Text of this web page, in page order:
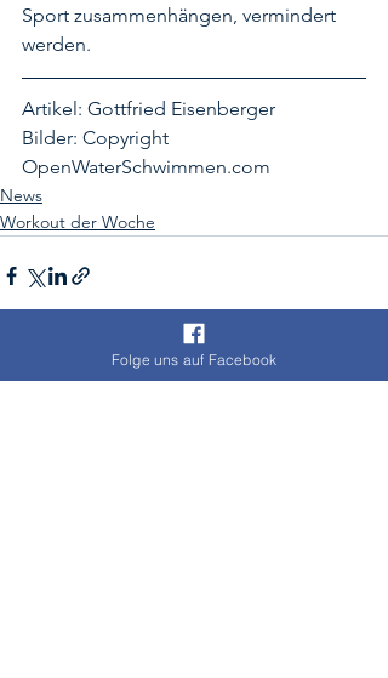
Sport zusammenhängen, vermindert
werden.
Artikel: Gottfried Eisenberger
Bilder: Copyright
OpenWaterSchwimmen.com
News
Workout der Woche
Aktuelle BeiträgeFolge uns auf Facebook